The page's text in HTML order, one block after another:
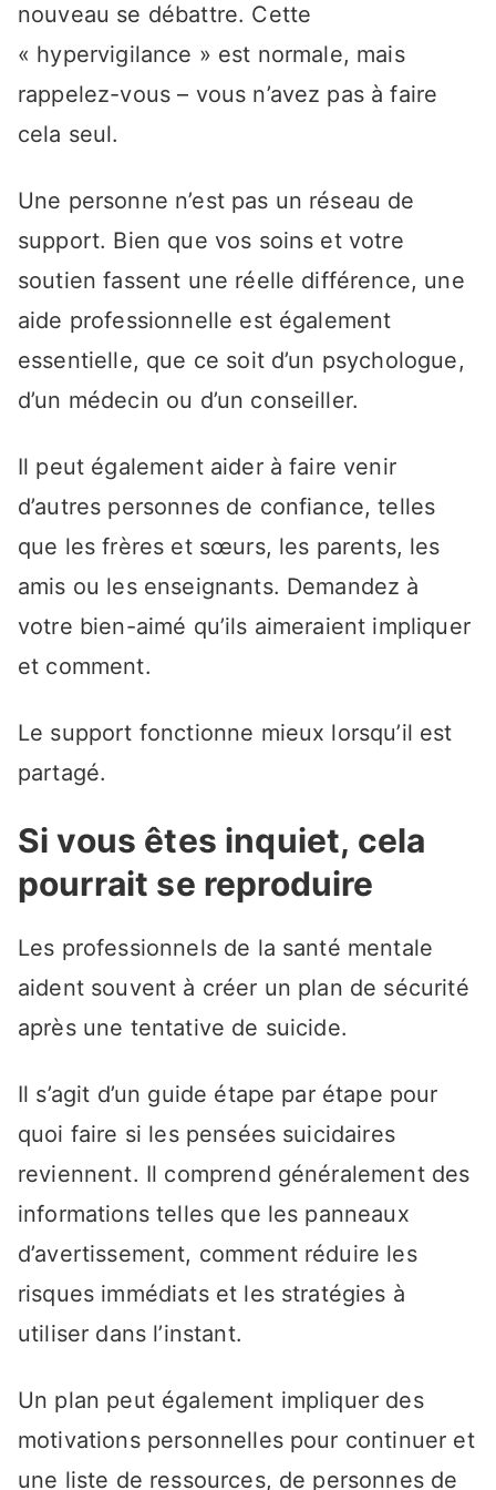
nouveau se débattre. Cette
« hypervigilance » est normale, mais
rappelez-vous – vous n’avez pas à faire
cela seul.
Une personne n’est pas un réseau de
support. Bien que vos soins et votre
soutien fassent une réelle différence, une
aide professionnelle est également
essentielle, que ce soit d’un psychologue,
d’un médecin ou d’un conseiller.
Il peut également aider à faire venir
d’autres personnes de confiance, telles
que les frères et sœurs, les parents, les
amis ou les enseignants. Demandez à
votre bien-aimé qu’ils aimeraient impliquer
et comment.
Le support fonctionne mieux lorsqu’il est
partagé.
Si vous êtes inquiet, cela
pourrait se reproduire
Les professionnels de la santé mentale
aident souvent à créer un plan de sécurité
après une tentative de suicide.
Il s’agit d’un guide étape par étape pour
quoi faire si les pensées suicidaires
reviennent. Il comprend généralement des
informations telles que les panneaux
d’avertissement, comment réduire les
risques immédiats et les stratégies à
utiliser dans l’instant.
Un plan peut également impliquer des
motivations personnelles pour continuer et
une liste de ressources, de personnes de